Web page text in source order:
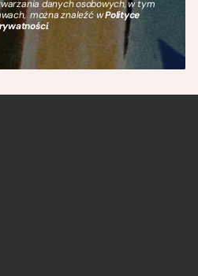
danych osobowych, w tym
można znaleźć wPolityce
.